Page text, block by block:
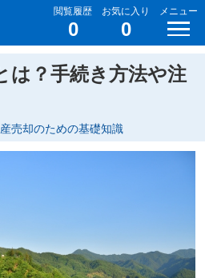
閲覧履歴
0
お気に入り
0
メニュー
は？手続き方法や注
売却のための基礎知識